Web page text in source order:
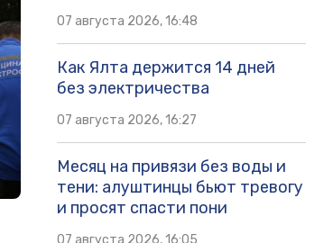
07 августа 2026, 16:48
Как Ялта держится 14 дней
без электричества
07 августа 2026, 16:27
Месяц на привязи без воды и
тени: алуштинцы бьют тревогу
и просят спасти пони
07 августа 2026, 16:05